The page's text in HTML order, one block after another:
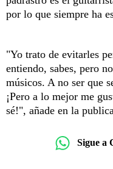
por lo que siempre ha
"Yo trato de evitarles
entiendo, sabes, pero
músicos. A no ser que
¡Pero a lo mejor me
sé!", añade en la
Sigue a